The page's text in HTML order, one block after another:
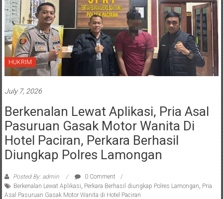
HUKRIM
July 7, 2026
Berkenalan Lewat Aplikasi, Pria Asal
Pasuruan Gasak Motor Wanita Di
Hotel Paciran, Perkara Berhasil
Diungkap Polres Lamongan
Posted By: admin
0 Comment
Asal Pasuruan Gasak Motor Wanita di Hotel Paciran
CB, Lamongan – Polres Lamongan melalui Unit Reskrim Polsek